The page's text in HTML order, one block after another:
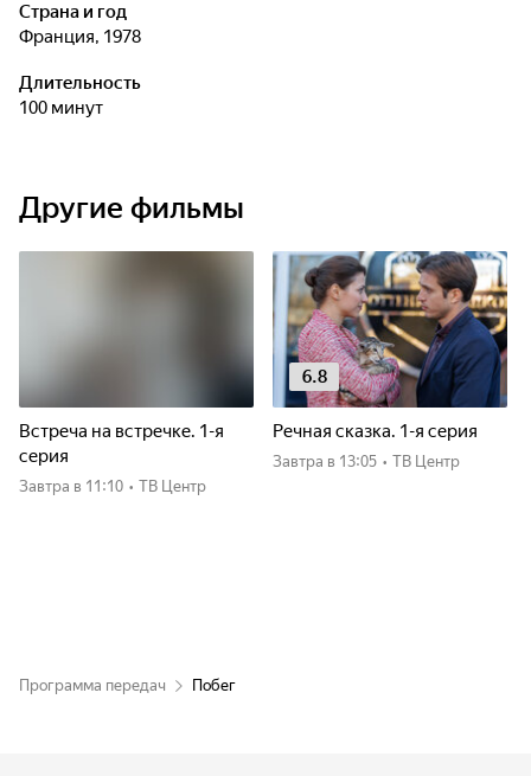
Страна и год
Франция, 1978
Длительность
100 минут
Другие фильмы
Встреча на встречке. 1-я
серия
Завтра в 11:10 • ТВ Центр
6.8
Речная сказка. 1-я серия
Завтра в 13:05 • ТВ Центр
Программа передач Побег